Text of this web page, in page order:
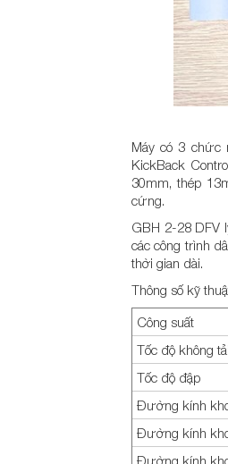
Máy có 3 chức
KickBack
30mm, thép
cứng.
GBH 2-28 DFV
các công trình
thời gian dài.
Thông số kỹ
Công suất
Tốc độ không tải
Tốc độ đập
Đường kính
Đường kính
Đường kính